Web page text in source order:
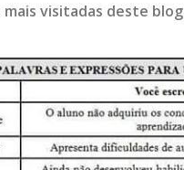
mais visitadas deste blog